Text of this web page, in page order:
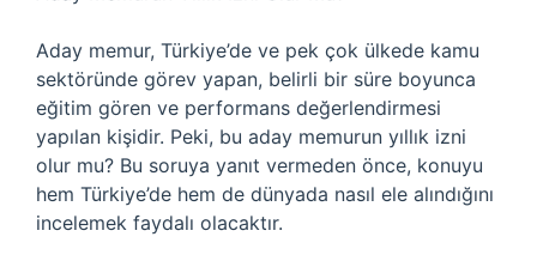
Aday memur, Türkiye’de ve pek çok ülkede kamu
sektöründe görev yapan, belirli bir süre boyunca
eğitim gören ve performans değerlendirmesi
yapılan kişidir. Peki, bu aday memurun yıllık izni
olur mu? Bu soruya yanıt vermeden önce, konuyu
hem Türkiye’de hem de dünyada nasıl ele alındığını
incelemek faydalı olacaktır.